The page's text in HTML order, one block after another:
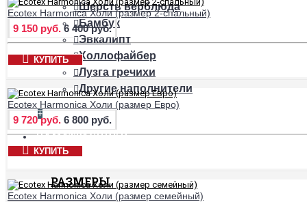
Шерсть верблюда
Бамбук
Эвкалипт
Холлофайбер
Лузга гречихи
Другие наполнители
+
НАМАТРАСНИКИ
РАЗМЕРЫ
Ecotex Harmonica Холи (размер 2-спальный)
9 150 руб. 6 400 руб.
КУПИТЬ
Ecotex Harmonica Холи (размер Евро)
9 720 руб. 6 800 руб.
КУПИТЬ
Ecotex Harmonica Холи (размер семейный)